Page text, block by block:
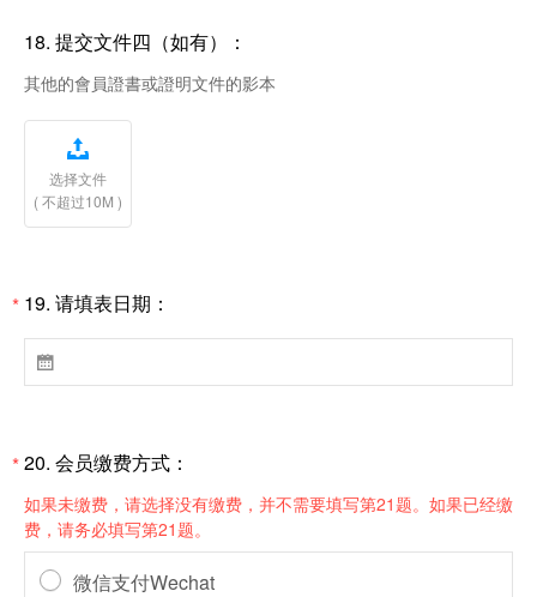
18. 提交文件四（如有）：
其他的會員證書或證明文件的影本

选择文件
( 不超过10M )
* 19. 请填表日期：

*20. 会员缴费方式：
如果未缴费，请选择没有缴费，并不需要填写第21题。如果已经缴
费，请务必填写第21题。
微信支付Wechat